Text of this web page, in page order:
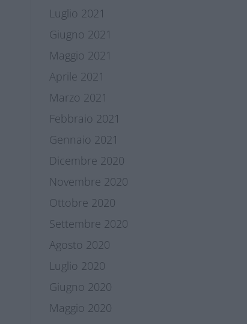
Luglio 2021
Giugno 2021
Maggio 2021
Aprile 2021
Marzo 2021
Febbraio 2021
Gennaio 2021
Dicembre 2020
Novembre 2020
Ottobre 2020
Settembre 2020
Agosto 2020
Luglio 2020
Giugno 2020
Maggio 2020